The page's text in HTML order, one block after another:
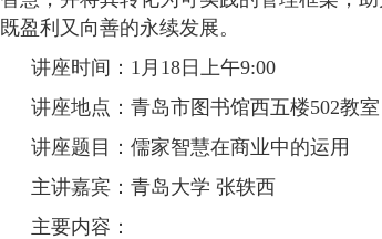
既盈利又向善的永续发展。
讲座时间：1月18日上午9:00
讲座地点：青岛市图书馆西五楼502教室
讲座题目：儒家智慧在商业中的运用
主讲嘉宾：青岛大学 张轶西
主要内容：